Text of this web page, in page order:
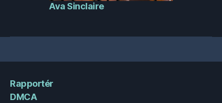
Ava Sinclaire
Rapportér
DMCA